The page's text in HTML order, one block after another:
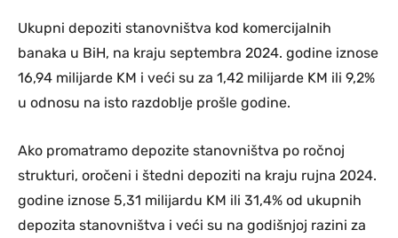
Ukupni depoziti stanovništva kod komercijalnih
banaka u BiH, na kraju septembra 2024. godine iznose
16,94 milijarde KM i veći su za 1,42 milijarde KM ili 9,2%
u odnosu na isto razdoblje prošle godine.
Ako promatramo depozite stanovništva po ročnoj
strukturi, oročeni i štedni depoziti na kraju rujna 2024.
godine iznose 5,31 milijardu KM ili 31,4% od ukupnih
depozita stanovništva i veći su na godišnjoj razini za